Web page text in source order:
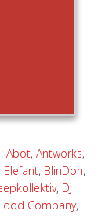
Abot, Antworks,
Elefant, BlinDon,
, DJ
Company,